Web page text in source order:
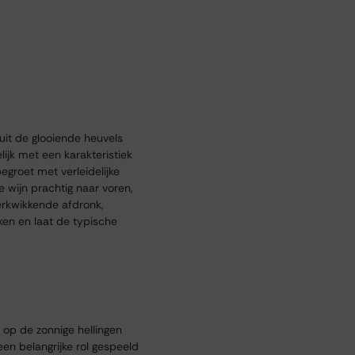
de glooiende heuvels
met een karakteristiek
met verleidelijke
wijn prachtig naar voren,
afdronk,
en laat de typische
de zonnige hellingen
belangrijke rol gespeeld